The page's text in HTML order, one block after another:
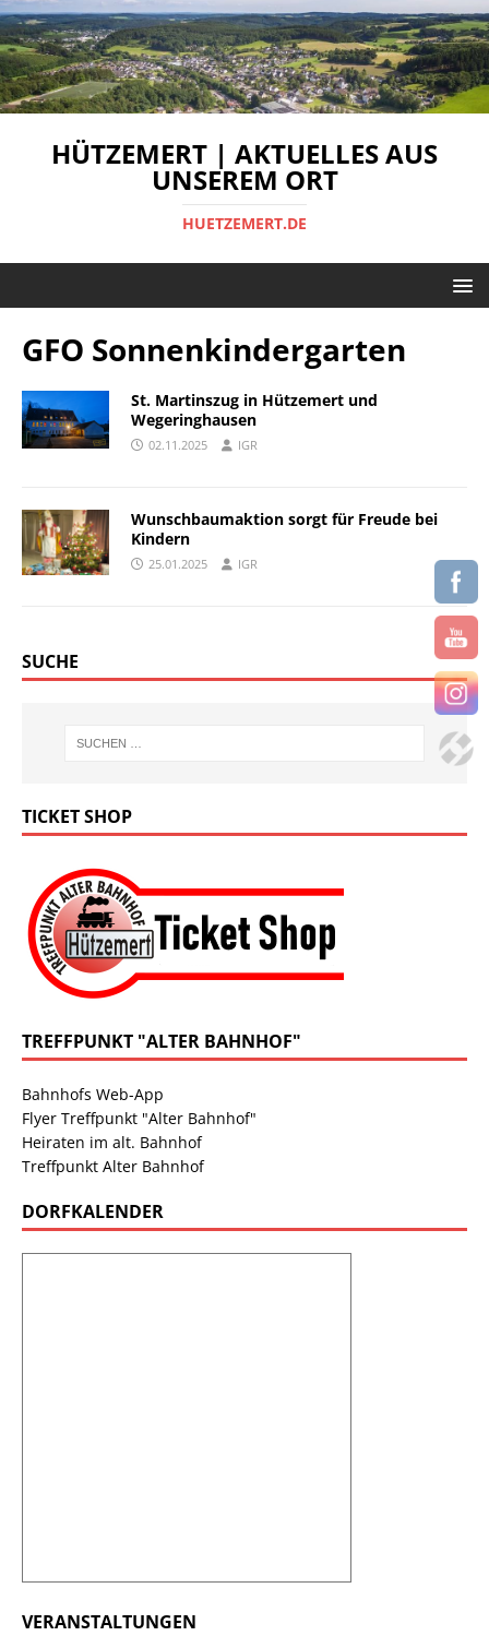
HÜTZEMERT | AKTUELLES AUS
UNSEREM ORT
HUETZEMERT.DE
GFO Sonnenkindergarten
St. Martinszug in Hützemert und
Wegeringhausen
02.11.2025 IGR
Wunschbaumaktion sorgt für Freude bei
Kindern
25.01.2025 IGR
SUCHE
TICKET SHOP
TREFFPUNKT "ALTER BAHNHOF"
Bahnhofs Web-App
Flyer Treffpunkt "Alter Bahnhof"
Heiraten im alt. Bahnhof
Treffpunkt Alter Bahnhof
DORFKALENDER
VERANSTALTUNGEN